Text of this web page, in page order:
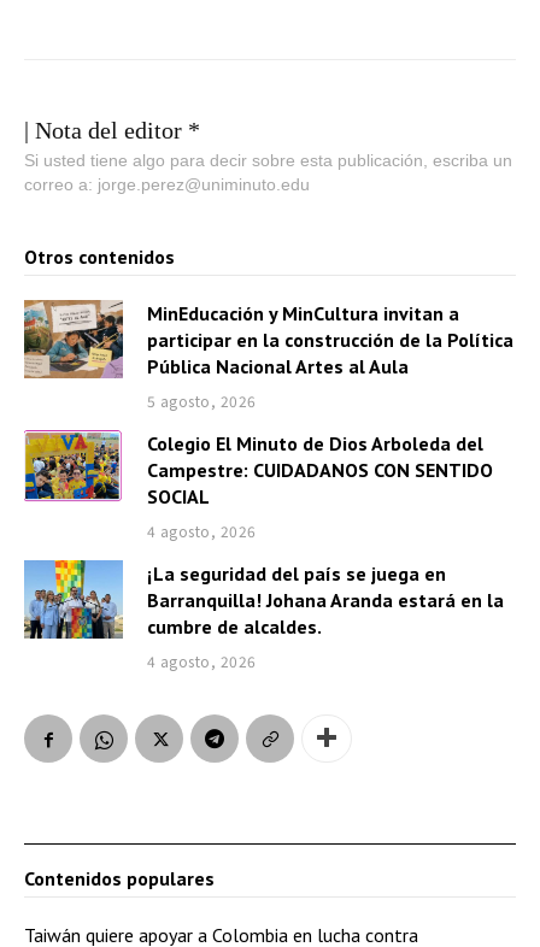
| Nota del editor *
Si usted tiene algo para decir sobre esta publicación, escriba un
correo a: jorge.perez@uniminuto.edu
Otros contenidos
MinEducación y MinCultura invitan a
participar en la construcción de la Política
Pública Nacional Artes al Aula
5 agosto, 2026
Colegio El Minuto de Dios Arboleda del
Campestre: CUIDADANOS CON SENTIDO
SOCIAL
4 agosto, 2026
¡La seguridad del país se juega en
Barranquilla! Johana Aranda estará en la
cumbre de alcaldes.
4 agosto, 2026
Contenidos populares
Taiwán quiere apoyar a Colombia en lucha contra